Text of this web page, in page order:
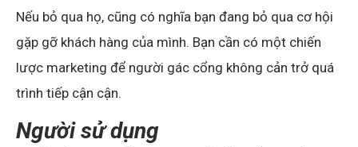
Nếu bỏ qua họ, cũng có nghĩa bạn đang bỏ qua cơ hội
gặp gỡ khách hàng của mình. Bạn cần có một chiến
lược marketing để người gác cổng không cản trở quá
trình tiếp cận cận.
Người sử dụng